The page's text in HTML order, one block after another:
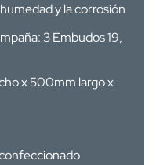
y la corrosión
3 Embudos 19,
x 500mm largo x